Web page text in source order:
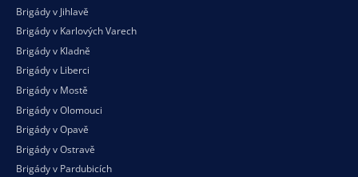
Brigády v Jihlavě
Brigády v Karlových Varech
Brigády v Kladně
Brigády v Liberci
Brigády v Mostě
Brigády v Olomouci
Brigády v Opavě
Brigády v Ostravě
Brigády v Pardubicích